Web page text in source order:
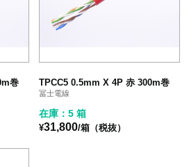
巻 TPCC5 0.5mm X 4P 赤 300m巻
冨士電線
在庫：5 箱
¥31,800/箱（税抜）